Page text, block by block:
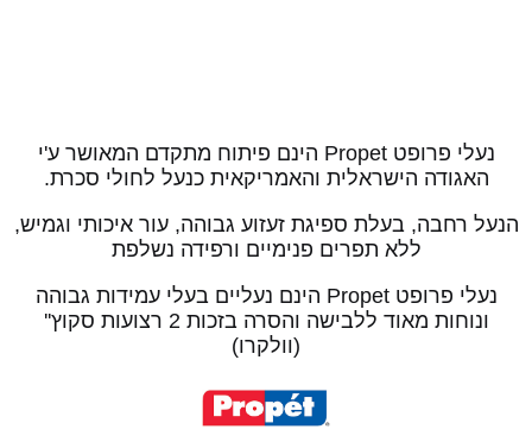
נעלי פרופט Propet הינם פיתוח מתקדם המאושר ע'י
האגודה הישראלית והאמריקאית כנעל לחולי סכרת.
הנעל רחבה, בעלת ספיגת זעזוע גבוהה, עור איכותי וגמיש,
ללא תפרים פנימיים ורפידה נשלפת
נעלי פרופט Propet הינם נעליים בעלי עמידות גבוהה
ונוחות מאוד ללבישה והסרה בזכות 2 רצועות סקוץ''
(וולקרו)